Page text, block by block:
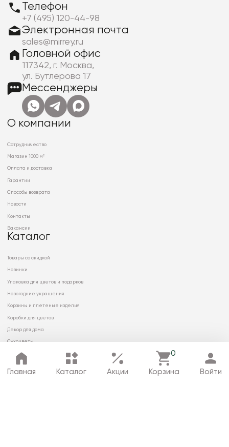
Главная Каталог Акции
0
Корзина Войти
Телефон
+7 (495) 120-44-98
Электронная почта
sales@mirrey.ru
Головной офис
117342, г. Москва,
ул. Бутлерова 17
Мессенджеры
О компании
Сотрудничество
Магазин 1000 м²
Оплата и доставка
Гарантии
Способы возврата
Новости
Контакты
Вакансии
Каталог
Товары со скидкой
Новинки
Упаковка для цветов и подарков
Новогодние украшения
Корзины и плетеные изделия
Коробки для цветов
Декор для дома
Сухоцветы
© 2026 ООО «МИРРЭЙ»